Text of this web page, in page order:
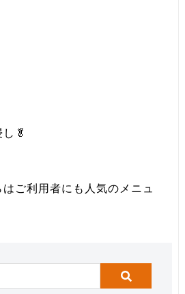
🥬
ご利用者にも人気のメニュ